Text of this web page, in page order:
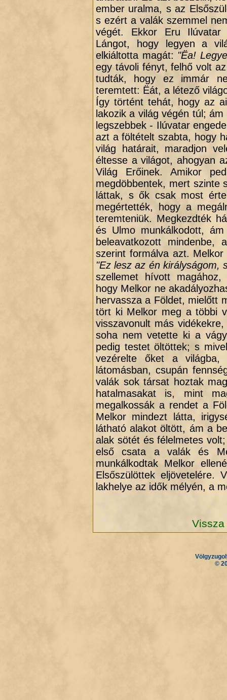
ember uralma, s az
s ezért a valák szemmel
végét. Ekkor Eru Ilúvatar
Lángot, hogy legyen a
elkiáltotta magát: "Ëa!
egy távoli fényt, felhő volt
tudták, hogy ez immár
teremtett: Ëát, a létező
Így történt tehát, hogy az
lakozik a világ végén túl;
legszebbek - Ilúvatar
azt a föltételt szabta, hogy
világ határait, maradjon
éltesse a világot, ahogyan
Világ Erőinek. Amikor
megdöbbentek, mert szinte
láttak, s ők csak most
megértették, hogy a
teremteniük. Megkezdték
és Ulmo munkálkodott,
beleavatkozott
szerint formálva azt.
"Ez lesz az én királyságom,
szellemet hívott magához,
hogy Melkor ne
hervassza a Földet, mielőtt
tört ki Melkor meg a többi
visszavonult más
soha nem vetette ki a
pedig testet öltöttek; s
vezérelte őket a
látomásban, csupán
valák sok társat hoztak
hatalmasakat is, mint
megalkossák a rendet a
Melkor mindezt látta,
látható alakot öltött, ám a
alak sötét és félelmetes
első csata a valák és
munkálkodtak Melkor
Elsőszülöttek eljövetelére.
lakhelye az idők mélyén, a
©